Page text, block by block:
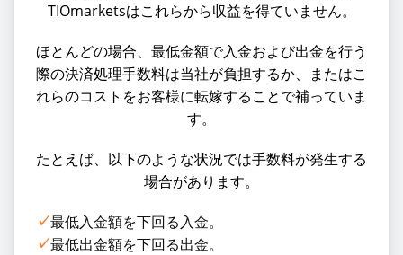
TIOmarketsはこれらから収益を得ていません。
ほとんどの場合、最低金額で入金および出金を行う
際の決済処理手数料は当社が負担するか、またはこ
れらのコストをお客様に転嫁することで補っていま
す。
たとえば、以下のような状況では手数料が発生する
場合があります。
✓最低入金額を下回る入金。
✓最低出金額を下回る出金。